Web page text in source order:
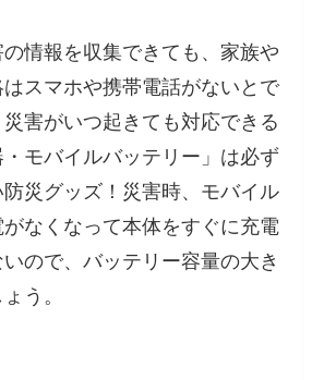
情報を収集できても、家族や
スマホや携帯電話がないとで
害がいつ起きても対応できる
モバイルバッテリー」は必ず
災グッズ！災害時、モバイル
なくなって本体をすぐに充電
ので、バッテリー容量の大き
う。